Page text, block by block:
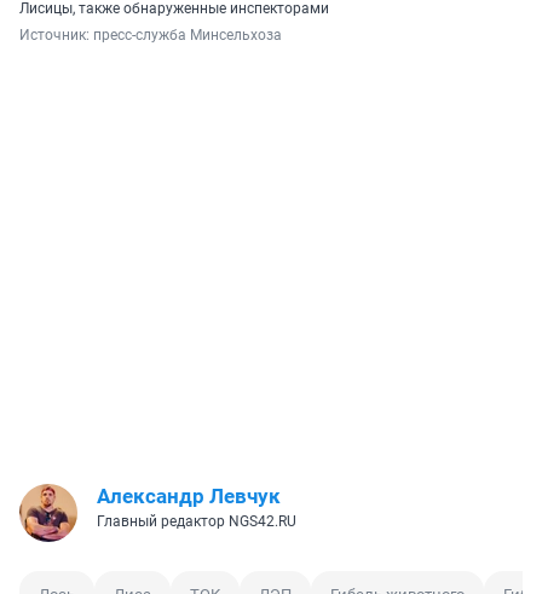
Лисицы, также обнаруженные инспекторами
Источник: пресс-служба Минсельхоза
Александр Левчук
Главный редактор NGS42.RU